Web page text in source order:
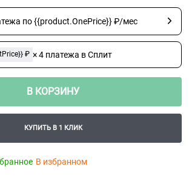
по {{product.OnePrice}} ₽/мес
₽ × 4 платежа в Сплит
В КОРЗИНУ
КУПИТЬ В 1 КЛИК
В избранном